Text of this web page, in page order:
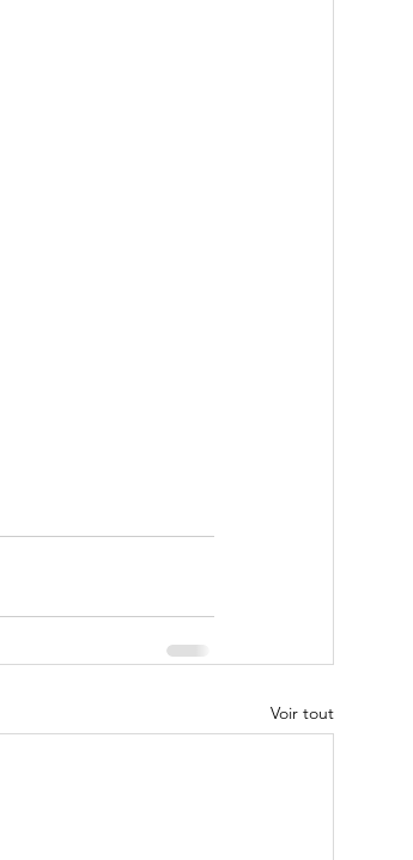
Voir tout